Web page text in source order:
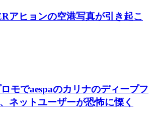
アヒョンの空港写真が引き起こ
モでaespaのカリナのディープフ
ネットユーザーが恐怖に慄く